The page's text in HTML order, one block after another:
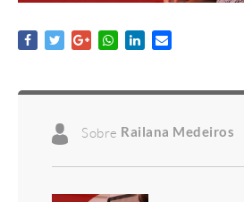
Sobre Railana Medeiros